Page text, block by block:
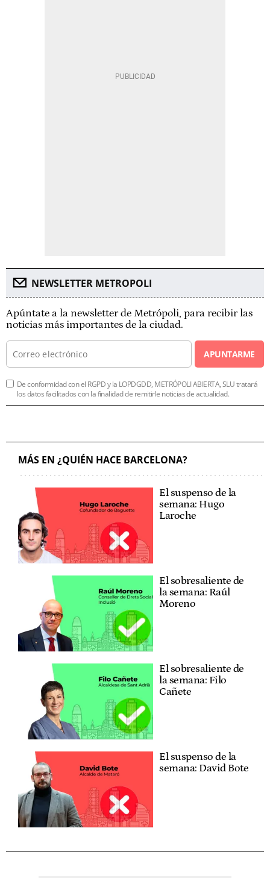
NEWSLETTER METROPOLI
Apúntate a la newsletter de Metrópoli, para recibir las
noticias más importantes de la ciudad.
APUNTARME
De conformidad con el RGPD y la LOPDGDD, METRÓPOLI ABIERTA, SLU tratará
los datos facilitados con la finalidad de remitirle noticias de actualidad.
MÁS EN ¿QUIÉN HACE BARCELONA?
El suspenso de la
semana: Hugo
Laroche
El sobresaliente de
la semana: Raúl
Moreno
El sobresaliente de
la semana: Filo
Cañete
El suspenso de la
semana: David Bote